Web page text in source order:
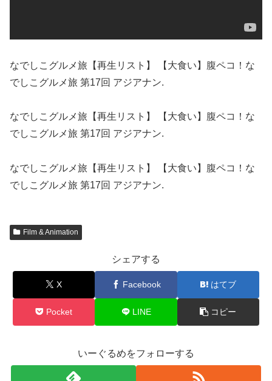
なでしこグルメ旅【再生リスト】 【大食い】腹ペコ！な
でしこグルメ旅 第17回 アジアナン.
なでしこグルメ旅【再生リスト】 【大食い】腹ペコ！な
でしこグルメ旅 第17回 アジアナン.
なでしこグルメ旅【再生リスト】 【大食い】腹ペコ！な
でしこグルメ旅 第17回 アジアナン.
Film & Animation
シェアする
X Facebook はてブ
Pocket LINE コピー
いーぐるめをフォローする